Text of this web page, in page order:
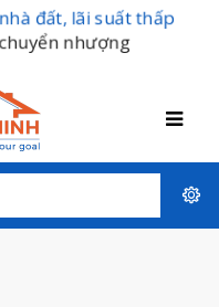
đất, lãi suất thấp
nhượng